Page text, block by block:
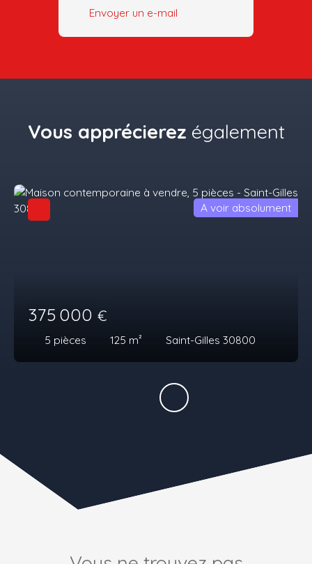
Envoyer un e-mail
Vous apprécierez également
375 000 €
5 pièces 125 m² Saint-Gilles 30800
A voir absolument